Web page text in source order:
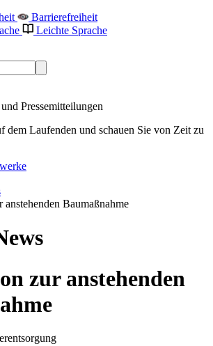
Barrierefreiheit
Leichte Sprache
Pressemitteilungen
dem Laufenden und schauen Sie von Zeit zu
Baumaßnahme
zur anstehenden